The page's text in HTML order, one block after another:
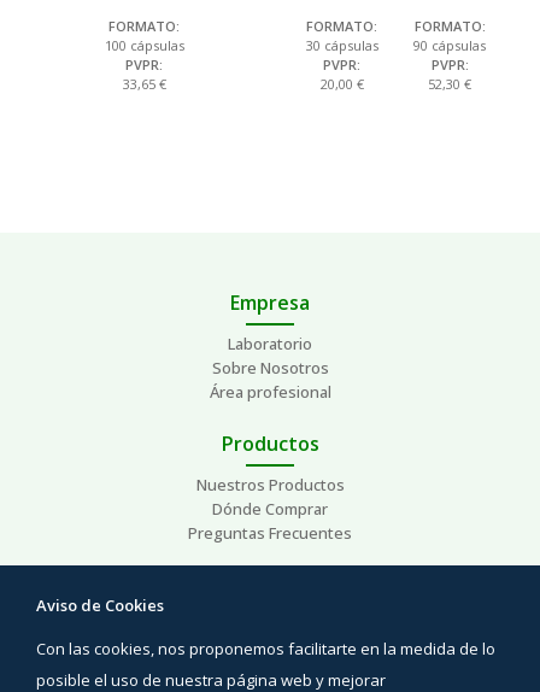
FORMATO:
100 cápsulas
PVPR:
33,65 €
FORMATO:
30 cápsulas
PVPR:
20,00 €
FORMATO:
90 cápsulas
PVPR:
52,30 €
Empresa
Laboratorio
Sobre Nosotros
Área profesional
Productos
Nuestros Productos
Dónde Comprar
Preguntas Frecuentes
Áreas de interés
Contacto
Aviso de Cookies
Con las cookies, nos proponemos facilitarte en la medida de lo
posible el uso de nuestra página web y mejorar